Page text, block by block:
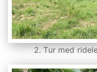
2. Tur med